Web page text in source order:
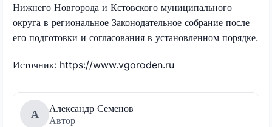
Нижнего Новгорода и Кстовского муниципального
округа в региональное Законодательное собрание после
его подготовки и согласования в установленном порядке.
Источник: https://www.vgoroden.ru
А
Александр Семенов
Автор